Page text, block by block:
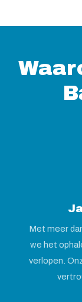
Met meer
we het
verlopen.